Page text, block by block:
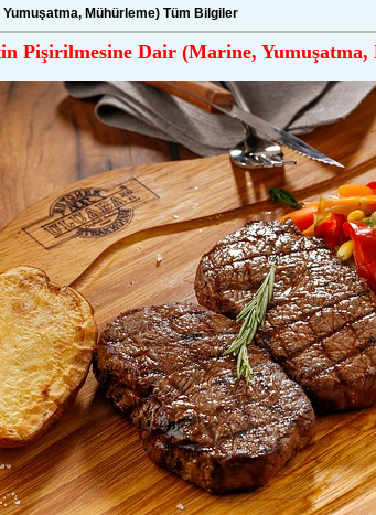
Yumuşatma, Mühürleme) Tüm Bilgiler
Pişirilmesine Dair (Marine,